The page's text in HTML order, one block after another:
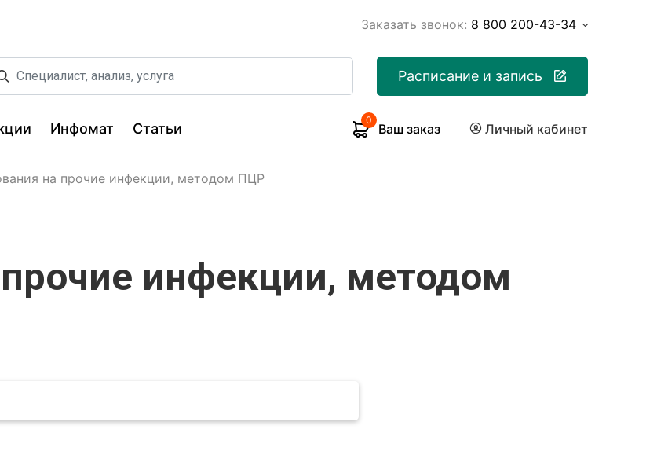
Заказать звонок: 8 800 200-43-34
Расписание и запись
Инфомат Статьи
0
Ваш заказ Личный кабинет
на прочие инфекции, методом ПЦР
инфекции, методом